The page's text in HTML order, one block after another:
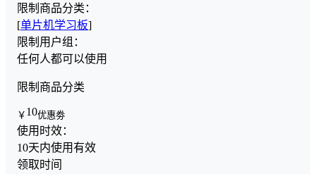
限制商品分类：
[单片机学习板]
限制用户组：
任何人都可以使用
限制商品分类
￥ 10优惠劵
使用时效：
10天内使用有效
领取时间